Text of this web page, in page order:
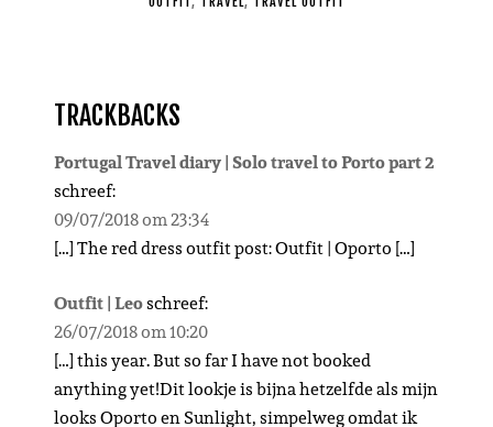
TRACKBACKS
Portugal Travel diary | Solo travel to Porto part 2
schreef:
09/07/2018 om 23:34
[…] The red dress outfit post: Outfit | Oporto […]
Outfit | Leoschreef:
26/07/2018 om 10:20
[…] this year. But so far I have not booked
anything yet!Dit lookje is bijna hetzelfde als mijn
looks Oporto en Sunlight, simpelweg omdat ik